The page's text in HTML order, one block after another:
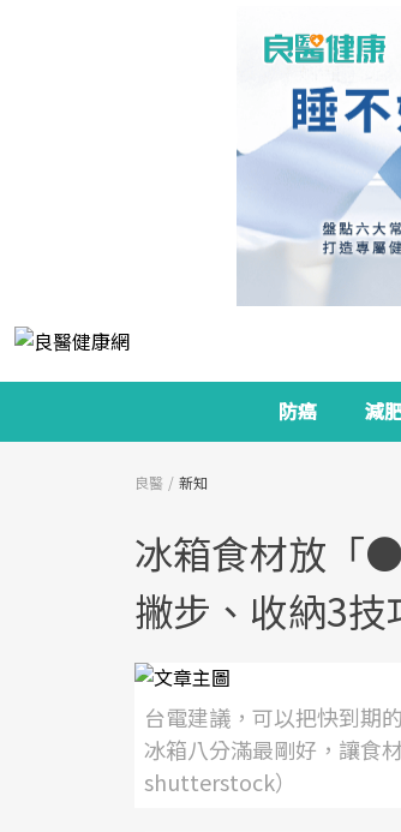
防癌 減
良醫 新知
冰箱食材放「
撇步、收納3技
台電建議，可以把快到期
冰箱八分滿最剛好，讓食
shutterstock）